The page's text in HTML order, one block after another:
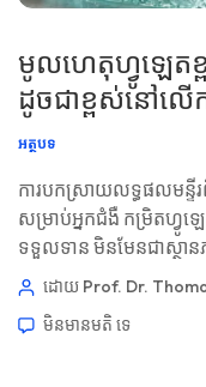
មូលហេតុហ្វូឡេតខ្
ដូចជាខ្ពស់នៅលើ
អត្ថបទ
ការបកស្រាយលទ្ធផលមន្ទីរ
សម្រាប់អ្នកជំងឺ កម្រិតហ្វូឡ
ទទួលទាន មិនមែនជាស្ថាន
B12, MCV,
~11 នាទី 📅 ថ្ងៃទី 27 ខែ
ខែមិថុនា ឆ្នាំ 2026 🩺 ពិនិត្យ
ដោយ Prof. Dr.
មិនមាន​មតិ​ ទេ